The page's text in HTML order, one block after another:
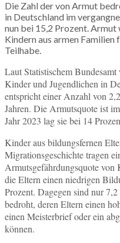
Die Zahl der von Armut
in Deutschland im
nun bei 15,2 Prozent.
Kindern aus armen
Teilhabe.
Laut Statistischem
Kinder und Jugendlichen in
entspricht einer Anzahl von
Jahren. Die Armutsquote ist
Jahr 2023 lag sie bei 14
Kinder aus bildungsfernen
Migrationsgeschichte tragen
Armutsgefährdungsquote von
die Eltern einen niedrigen
Prozent. Dagegen sind nur
bedroht, deren Eltern einen
einen Meisterbrief oder ein
können.